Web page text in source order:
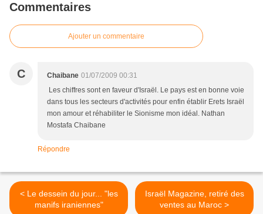
Commentaires
Ajouter un commentaire
C Chaibane 01/07/2009 00:31
Les chiffres sont en faveur d'Israël. Le pays est en bonne voie
dans tous les secteurs d'activités pour enfin établir Erets Israël
mon amour et réhabiliter le Sionisme mon idéal. Nathan
Mostafa Chaibane
Répondre
< Le dessein du jour... "les
manifs iraniennes"
Israël Magazine, retiré des
ventes au Maroc >